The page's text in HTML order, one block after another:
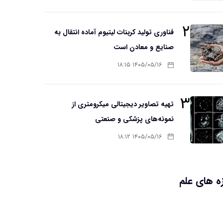
۲
فناوری تولید کربنات لیتیوم آماده انتقال به
صنایع و معادن است
۱۴۰۵/۰۵/۱۶ ۱۸:۱۵
۳
تهیه تصاویر دیجیتالی میکرومتری از
نمونه‌های پزشکی و صنعتی
۱۴۰۵/۰۵/۱۶ ۱۸:۱۲
های علم